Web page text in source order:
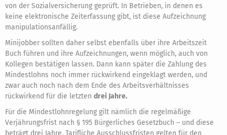
von der Sozialversicherung geprüft. In Betrieben, in denen es
keine elektronische Zeiterfassung gibt, ist diese Aufzeichnung
manipulationsanfällig.
Minijobber sollten daher selbst ebenfalls über ihre Arbeitszeit
Buch führen und ihre Aufzeichnungen, wenn möglich, auch von
Kollegen bestätigen lassen. Dann kann später die Zahlung des
Mindestlohns noch immer rückwirkend eingeklagt werden, und
zwar auch noch nach dem Ende des Arbeitsverhältnisses
rückwirkend für die letzten drei Jahre.
Für die Mindestlohnregelung gilt nämlich die regelmäßige
Verjährungsfrist nach § 195 Bürgerliches Gesetzbuch – und diese
beträgt drei Jahre. Tarifliche Ausschlussfristen gelten für den